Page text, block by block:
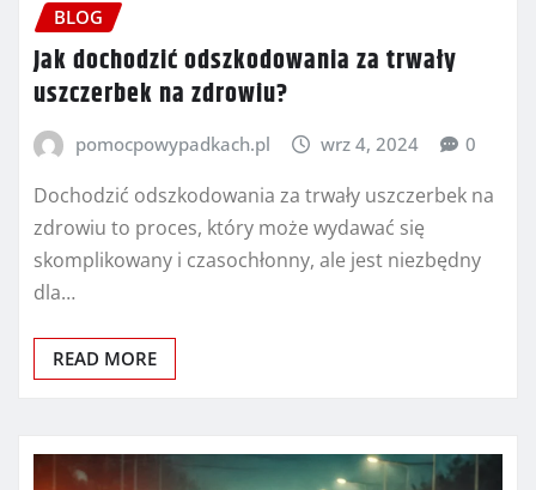
BLOG
Jak dochodzić odszkodowania za trwały
uszczerbek na zdrowiu?
pomocpowypadkach.pl wrz 4, 2024 0
Dochodzić odszkodowania za trwały uszczerbek na
zdrowiu to proces, który może wydawać się
skomplikowany i czasochłonny, ale jest niezbędny
dla…
READ MORE